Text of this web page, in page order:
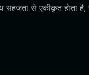
सहजता से एकीकृत होता